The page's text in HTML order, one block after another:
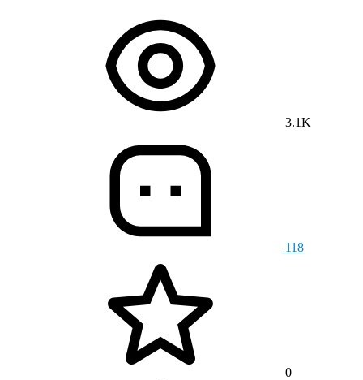
3.1K
118
0